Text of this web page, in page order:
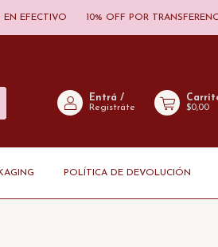
EFECTIVO 10% OFF POR TRANSFERENCIA
Entrá /
Registráte
$0,00
POLÍTICA DE DEVOLUCIÓN